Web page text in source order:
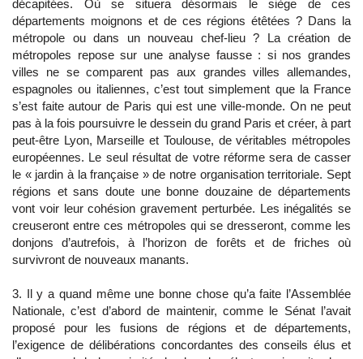
décapitées. Où se situera désormais le siège de ces
départements moignons et de ces régions étêtées ? Dans la
métropole ou dans un nouveau chef-lieu ? La création de
métropoles repose sur une analyse fausse : si nos grandes
villes ne se comparent pas aux grandes villes allemandes,
espagnoles ou italiennes, c’est tout simplement que la France
s’est faite autour de Paris qui est une ville-monde. On ne peut
pas à la fois poursuivre le dessein du grand Paris et créer, à part
peut-être Lyon, Marseille et Toulouse, de véritables métropoles
européennes. Le seul résultat de votre réforme sera de casser
le « jardin à la française » de notre organisation territoriale. Sept
régions et sans doute une bonne douzaine de départements
vont voir leur cohésion gravement perturbée. Les inégalités se
creuseront entre ces métropoles qui se dresseront, comme les
donjons d’autrefois, à l’horizon de forêts et de friches où
survivront de nouveaux manants.
3. Il y a quand même une bonne chose qu’a faite l’Assemblée
Nationale, c’est d’abord de maintenir, comme le Sénat l’avait
proposé pour les fusions de régions et de départements,
l’exigence de délibérations concordantes des conseils élus et